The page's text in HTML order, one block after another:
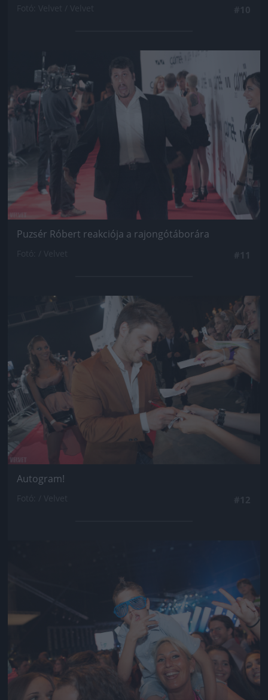
Jön még kép!
Puzsér Róbert reakciója a rajongótáborára
Jön még kép!
Autogram!